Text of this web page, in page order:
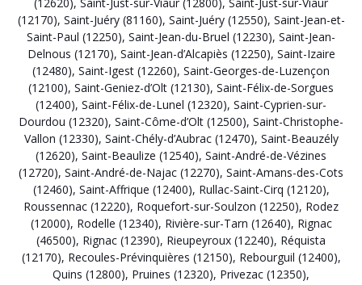
(12620), Saint-Just-sur-Viaur (12800), Saint-Just-sur-Viaur
(12170), Saint-Juéry (81160), Saint-Juéry (12550), Saint-Jean-et-
Saint-Paul (12250), Saint-Jean-du-Bruel (12230), Saint-Jean-
Delnous (12170), Saint-Jean-d’Alcapiès (12250), Saint-Izaire
(12480), Saint-Igest (12260), Saint-Georges-de-Luzençon
(12100), Saint-Geniez-d’Olt (12130), Saint-Félix-de-Sorgues
(12400), Saint-Félix-de-Lunel (12320), Saint-Cyprien-sur-
Dourdou (12320), Saint-Côme-d’Olt (12500), Saint-Christophe-
Vallon (12330), Saint-Chély-d’Aubrac (12470), Saint-Beauzély
(12620), Saint-Beaulize (12540), Saint-André-de-Vézines
(12720), Saint-André-de-Najac (12270), Saint-Amans-des-Cots
(12460), Saint-Affrique (12400), Rullac-Saint-Cirq (12120),
Roussennac (12220), Roquefort-sur-Soulzon (12250), Rodez
(12000), Rodelle (12340), Rivière-sur-Tarn (12640), Rignac
(46500), Rignac (12390), Rieupeyroux (12240), Réquista
(12170), Recoules-Prévinquières (12150), Rebourguil (12400),
Quins (12800), Pruines (12320), Privezac (12350),